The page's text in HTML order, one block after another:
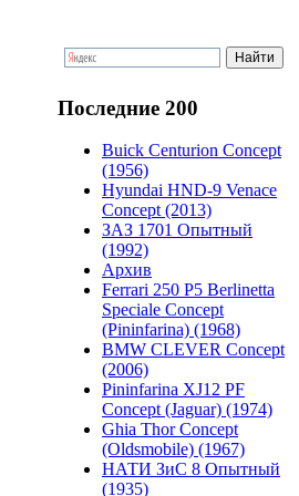
Последние 200
Buick Centurion Concept
(1956)
Hyundai HND-9 Venace
Concept (2013)
ЗАЗ 1701 Опытный
(1992)
Архив
Ferrari 250 P5 Berlinetta
Speciale Concept
(Pininfarina) (1968)
BMW CLEVER Concept
(2006)
Pininfarina XJ12 PF
Concept (Jaguar) (1974)
Ghia Thor Concept
(Oldsmobile) (1967)
НАТИ ЗиС 8 Опытный
(1935)